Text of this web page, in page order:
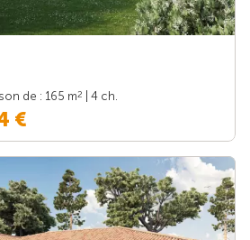
de : 165 m2
| 4 ch.
€